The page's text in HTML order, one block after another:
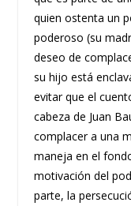
quien ostenta un
poderoso (su
deseo de
su hijo está
evitar que el
cabeza de Juan
complacer a una
maneja en el
motivación del
parte, la